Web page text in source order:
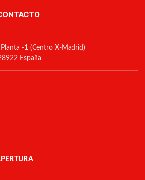
-1 (Centro X-Madrid)
España